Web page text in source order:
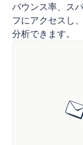
バウンス率、ス
フにアクセスし
分析できます。